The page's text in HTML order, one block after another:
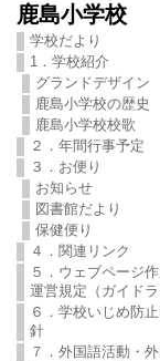
鹿島小学校
学校だより
1．学校紹介
グランドデザイン
鹿島小学校の歴史
鹿島小学校校歌
２．年間行事予定
３．お便り
お知らせ
図書館だより
保健便り
４．関連リンク
５．ウェブページ
運営規定（ガイドラ
６．学校いじめ防
針
７．外国語活動・